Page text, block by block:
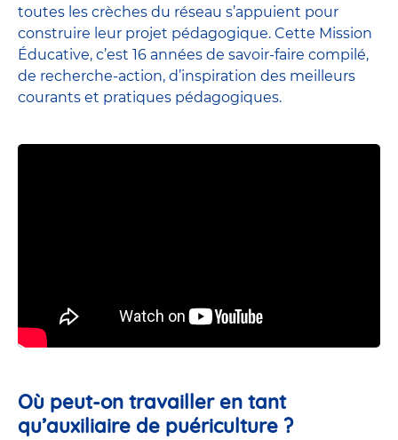
toutes les crèches du réseau s’appuient pour
construire leur projet pédagogique. Cette Mission
Éducative, c’est 16 années de savoir-faire compilé,
de recherche-action, d’inspiration des meilleurs
courants et pratiques pédagogiques.
Où peut-on travailler en tant
qu’auxiliaire de puériculture ?